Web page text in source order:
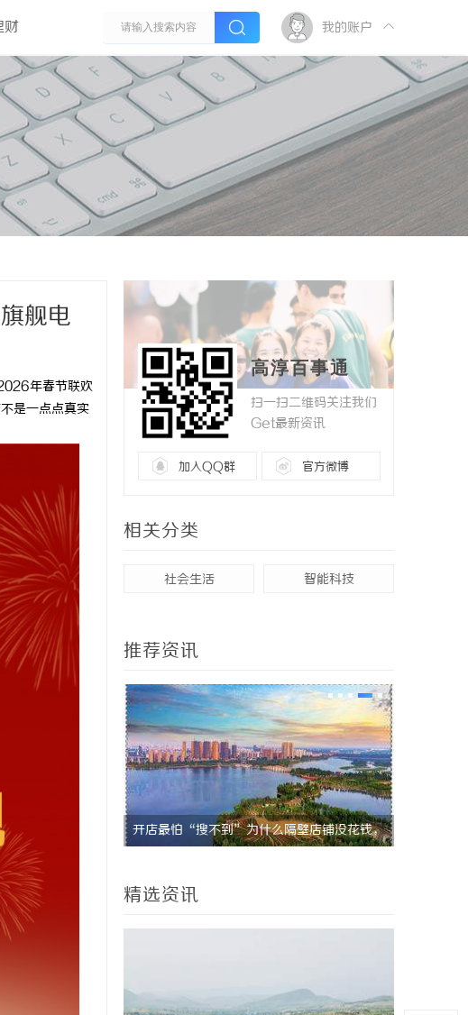
财 我的账户
舰电
年春节联欢
是一点点真实
高淳百事通
扫一扫二维码关注我们
Get最新资讯
加入QQ群 官方微博
相关分类
社会生活 智能科技
推荐资讯
为什么隔壁店铺没花钱，
派单？
深入解析b2b网站导航的重要性及其优化策略
精选资讯